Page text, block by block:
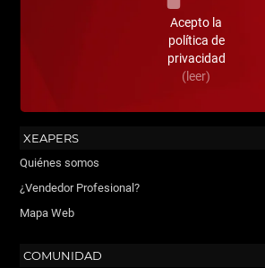
Acepto la
política de
privacidad
(leer)
XEAPERS
Quiénes somos
¿Vendedor Profesional?
Mapa Web
COMUNIDAD